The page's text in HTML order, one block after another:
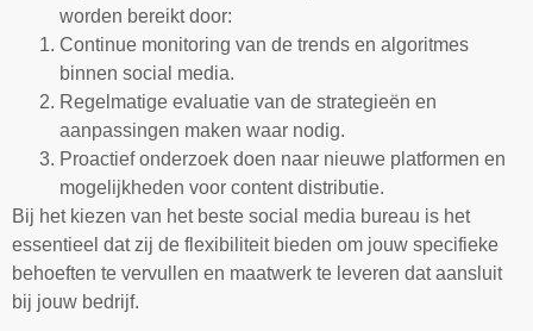
worden bereikt door:
Continue monitoring van de trends en algoritmes
binnen social media.
Regelmatige evaluatie van de strategieën en
aanpassingen maken waar nodig.
Proactief onderzoek doen naar nieuwe platformen en
mogelijkheden voor content distributie.
Bij het kiezen van het beste social media bureau is het
essentieel dat zij de flexibiliteit bieden om jouw specifieke
behoeften te vervullen en maatwerk te leveren dat aansluit
bij jouw bedrijf.